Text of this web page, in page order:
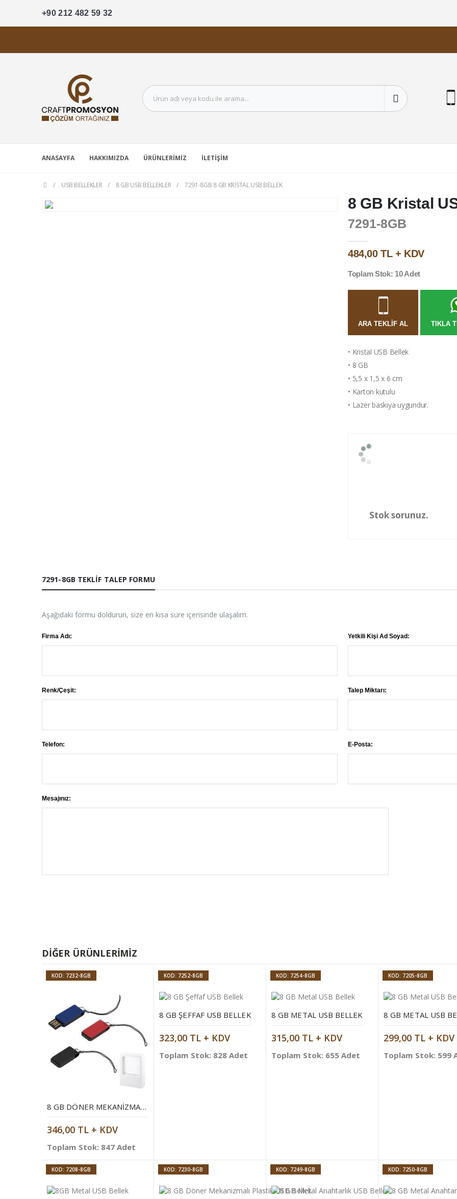
+90 212 482 59 32
ANASAYFA HAKKIMIZDA ÜRÜNLERIMIZ İLETIŞIM
USB BELLEKLER 8 GB USB BELLEKLER 7291-8GB 8 GB KRISTAL USB BELLEK
8 GB Kristal
7291-8GB
484,00 TL + KDV
Toplam Stok: 10 Adet
ARA TEKLIF AL TIKLA
• Kristal USB Bellek
• 8 GB
• 5,5 x 1,5 x 6 cm
• Karton kutulu
• Lazer baskıya uygundur.
Stok sorunuz.
7291-8GB TEKLIF TALEP FORMU
Aşağıdaki formu doldurun, size en kısa süre içerisinde ulaşalım.
Firma Adı: Yetkili Kişi Ad Soyad:
Renk/Çeşit: Talep Miktarı:
Telefon: E-Posta:
Mesajınız:
DIĞER ÜRÜNLERIMIZ
KOD: 7232-8GB
8 GB DÖNER MEKANIZMALI ALÜMINYUM USB BELLEK
346,00 TL + KDV
Toplam Stok: 847 Adet
KOD: 7252-8GB
8 GB ŞEFFAF USB BELLEK
323,00 TL + KDV
Toplam Stok: 828 Adet
KOD: 7254-8GB
8 GB METAL USB BELLEK
315,00 TL + KDV
Toplam Stok: 655 Adet
KOD: 7205-8GB
8 GB METAL USB
299,00 TL + KDV
Toplam Stok: 599
KOD: 7208-8GB KOD: 7230-8GB KOD: 7249-8GB KOD: 7250-8GB